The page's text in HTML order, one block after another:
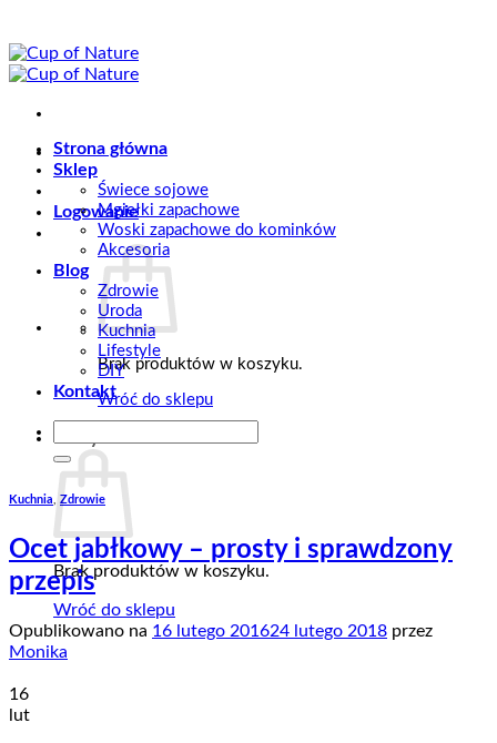
do
zawartości
Logowanie
Brak produktów w koszyku.
Wróć do sklepu
Koszyk
Brak produktów w koszyku.
Wróć do sklepu
Strona główna
Sklep
Świece sojowe
Mgiełki zapachowe
Woski zapachowe do kominków
Akcesoria
Blog
Zdrowie
Uroda
Kuchnia
Lifestyle
DIY
Kontakt
Kuchnia Zdrowie
Ocet jabłkowy – prosty i sprawdzony
przepis
Opublikowano na 16 lutego 201624 lutego 2018 przez
Monika
16
lut